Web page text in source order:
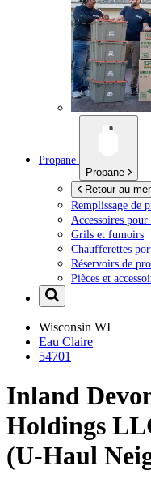
Propane
Propane
Retour au
Remplissage de
Accessoires
Grils et fumoirs
Chaufferettes
Réservoirs de
Pièces et
Wisconsin WI
Eau Claire
54701
Inland
Holdings
(U-Haul